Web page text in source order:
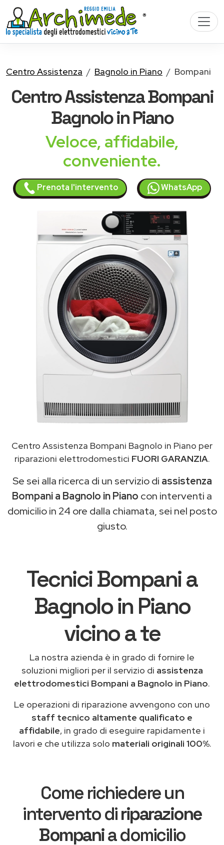
Centro Assistenza Bagnolo in Piano Bompani
Centro AssistenzaBompani
Bagnolo in Piano
Veloce, affidabile,
conveniente.
Prenota l'intervento WhatsApp
Centro Assistenza Bompani Bagnolo in Piano per
riparazioni elettrodomestici FUORI GARANZIA.
Se sei alla ricerca di un servizio di assistenza
Bompani a Bagnolo in Piano con interventi a
domicilio in 24 ore dalla chiamata, sei nel posto
giusto.
Tecnici Bompani a
Bagnolo in Piano
vicino a te
La nostra azienda è in grado di fornire le
soluzioni migliori per il servizio di assistenza
elettrodomestici Bompani a Bagnolo in Piano.
Le operazioni di riparazione avvengono con uno
staff tecnico altamente qualificato e
affidabile, in grado di eseguire rapidamente i
lavori e che utilizza solo materiali originali 100%.
Come richiedere un
intervento diriparazione
Bompania domicilio